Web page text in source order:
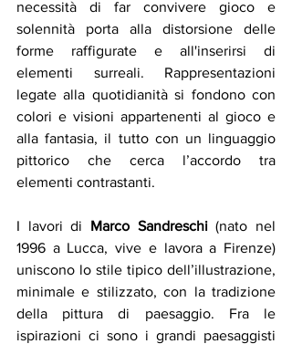
necessità di far convivere gioco e
solennità porta alla distorsione delle
forme raffigurate e all'inserirsi di
elementi surreali. Rappresentazioni
legate alla quotidianità si fondono con
colori e visioni appartenenti al gioco e
alla fantasia, il tutto con un linguaggio
pittorico che cerca l’accordo tra
elementi contrastanti.
I lavori di Marco Sandreschi (nato nel
1996 a Lucca, vive e lavora a Firenze)
uniscono lo stile tipico dell’illustrazione,
minimale e stilizzato, con la tradizione
della pittura di paesaggio. Fra le
ispirazioni ci sono i grandi paesaggisti